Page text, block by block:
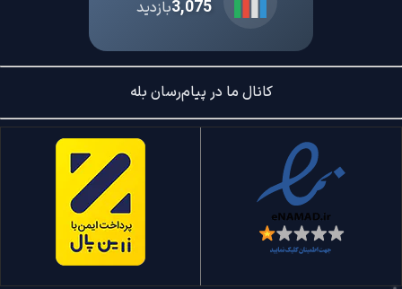
3,075بازدید
کانال ما در پیام‌رسان بله